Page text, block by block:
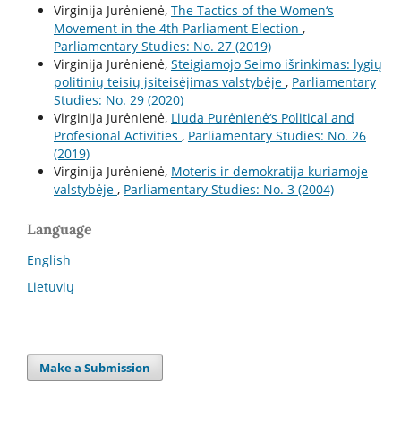
Virginija Jurėnienė, The Tactics of the Women‘s
Movement in the 4th Parliament Election ,
Parliamentary Studies: No. 27 (2019)
Virginija Jurėnienė, Steigiamojo Seimo išrinkimas: lygių
politinių teisių įsiteisėjimas valstybėje , Parliamentary
Studies: No. 29 (2020)
Virginija Jurėnienė, Liuda Purėnienė‘s Political and
Profesional Activities , Parliamentary Studies: No. 26
(2019)
Virginija Jurėnienė, Moteris ir demokratija kuriamoje
valstybėje , Parliamentary Studies: No. 3 (2004)
Language
English
Lietuvių
Make a Submission